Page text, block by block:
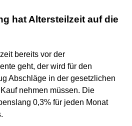
hat Altersteilzeit auf die
bereits vor der
geht, der wird für den
Abschläge in der gesetzlichen
nehmen müssen. Die
0,3% für jeden Monat